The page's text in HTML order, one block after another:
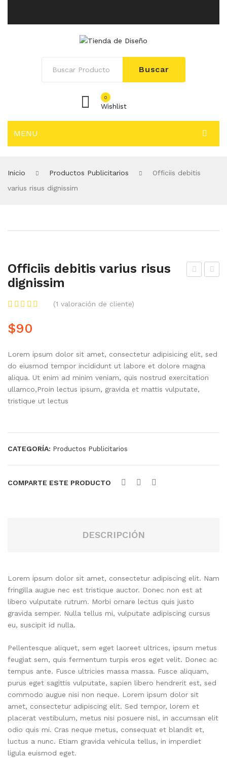
Buscar
0
Wishlist
MENU
eco-promocionales
Facturas Corporativas
Membretes Corporativos
Paginas Web
Plegable Empresarial
Sellos Personalizados
Tarjetas de Presentación
CONTÁCTENOS
Inicio Productos Publicitarios
Officiis debitis
varius risus dignissim
ret
ra
neq
rho
Officiis debitis varius risus
dignissim
(1 valoración de cliente)
$90
Lorem ipsum dolor sit amet, consectetur adipisicing elit, sed
do eiusmod tempor incididunt ut labore et dolore magna
aliqua. Ut enim ad minim veniam, quis nostrud exercitation
ullamco,Proin lectus ipsum, gravida et mattis vulputate,
tristique ut lectus
CATEGORÍA: Productos Publicitarios
COMPARTE ESTE PRODUCTO
DESCRIPCIÓN
Lorem ipsum dolor sit amet, consectetur adipiscing elit. Nam
fringilla augue nec est tristique auctor. Donec non est at
libero vulputate rutrum. Morbi ornare lectus quis justo
gravida semper. Nulla tellus mi, vulputate adipiscing cursus
eu, suscipit id nulla.
Pellentesque aliquet, sem eget laoreet ultrices, ipsum metus
feugiat sem, quis fermentum turpis eros eget velit. Donec ac
tempus ante. Fusce ultricies massa massa. Fusce aliquam,
purus eget sagittis vulputate, sapien libero hendrerit est, sed
commodo augue nisi non neque. Lorem ipsum dolor sit
amet, consectetur adipiscing elit. Sed tempor, lorem et
placerat vestibulum, metus nisi posuere nisl, in accumsan elit
odio quis mi. Cras neque metus, consequat et blandit et,
luctus a nunc. Etiam gravida vehicula tellus, in imperdiet
ligula euismod eget.